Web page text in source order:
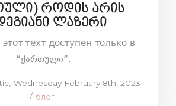
როდის არის
ლაზერი
техт доступен только в
“ქართული”.
Posted
Wednesday February 8th, 2023
Posted
блог